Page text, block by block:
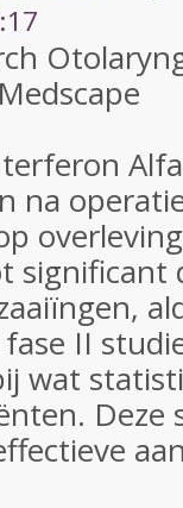
na
significant
II
wat
Deze